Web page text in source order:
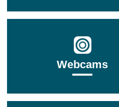
Webcams